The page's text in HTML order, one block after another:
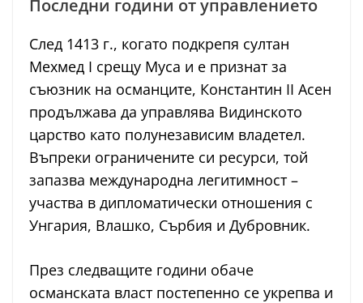
Последни години от управлението
След 1413 г., когато подкрепя султан
Мехмед I срещу Муса и е признат за
съюзник на османците, Константин II Асен
продължава да управлява Видинското
царство като полунезависим владетел.
Въпреки ограничените си ресурси, той
запазва международна легитимност –
участва в дипломатически отношения с
Унгария, Влашко, Сърбия и Дубровник.
През следващите години обаче
османската власт постепенно се укрепва и